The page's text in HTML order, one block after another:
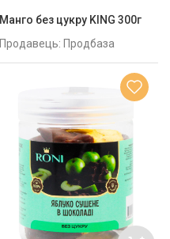
Манго без цукру KING 300г
Продавець: Продбаза